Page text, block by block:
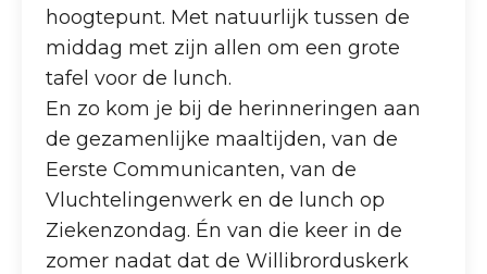
hoogtepunt. Met natuurlijk tussen de
middag met zijn allen om een grote
tafel voor de lunch.
En zo kom je bij de herinneringen aan
de gezamenlijke maaltijden, van de
Eerste Communicanten, van de
Vluchtelingenwerk en de lunch op
Ziekenzondag. Én van die keer in de
zomer nadat dat de Willibrorduskerk